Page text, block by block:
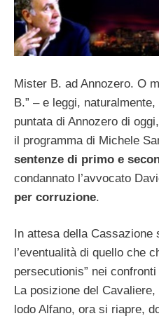
Mister B. ad Annozero. O
B.” – e leggi, naturalmente,
puntata di Annozero di
il programma di Michele
sentenze di primo e
condannato l’avvocato
per corruzione.
In attesa della
l’eventualità di quello che
persecutionis” nei
La posizione del
lodo Alfano, ora si riapre,